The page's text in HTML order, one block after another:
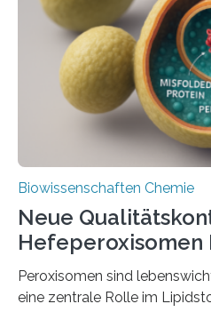
Biowissenschaften Chemie
Neue
Hefeperoxisomen
Peroxisomen sind
eine zentrale Rolle im